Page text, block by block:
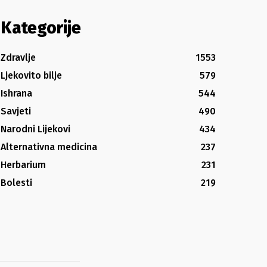
Kategorije
Zdravlje
1553
Ljekovito bilje
579
Ishrana
544
Savjeti
490
Narodni Lijekovi
434
Alternativna medicina
237
Herbarium
231
Bolesti
219